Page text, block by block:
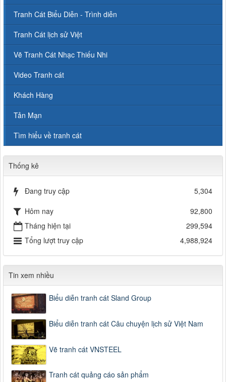
Tranh Cát Biểu Diễn - Trình diễn
Tranh Cát lịch sử Việt
Vẽ Tranh Cát Nhạc Thiếu Nhi
Video Tranh cát
Khách Hàng
Tản Mạn
Tìm hiểu về tranh cát
Thống kê
Đang truy cập
5,304
Hôm nay
92,800
Tháng hiện tại
299,594
Tổng lượt truy cập
4,988,924
Tin xem nhiều
Biểu diễn tranh cát Sland Group
Biểu diễn tranh cát Câu chuyện lịch sử Việt Nam
Vẽ tranh cát VNSTEEL
Tranh cát quảng cáo sản phẩm